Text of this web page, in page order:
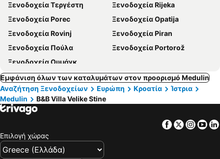
Ξενοδοχεία Τεργέστη
Ξενοδοχεία Rijeka
Ξενοδοχεία Porec
Ξενοδοχεία Opatija
Ξενοδοχεία Rovinj
Ξενοδοχεία Piran
Ξενοδοχεία Πούλα
Ξενοδοχεία Portorož
Ξενοδοχεία Ουμάγκ
Εμφάνιση όλων των καταλυμάτων στον προορισμό Medulin
Αναζήτηση Ξενοδοχείων
Ευρώπη Κροατία
Ίστρια
Medulin
B&B Villa Velike Stine
Facebook
Twitter
Επιλογή χώρας